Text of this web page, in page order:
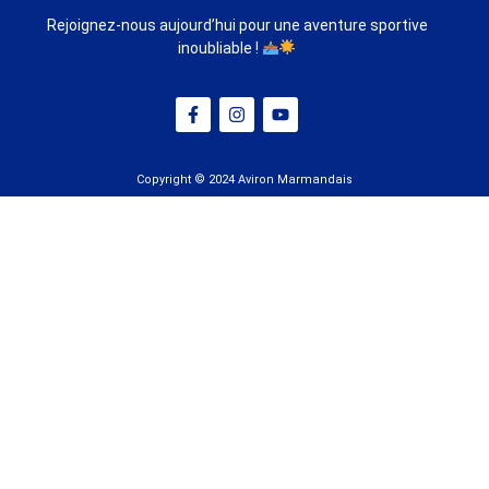
Rejoignez-nous aujourd’hui pour une aventure sportive
inoubliable !
Copyright © 2024 Aviron Marmandais